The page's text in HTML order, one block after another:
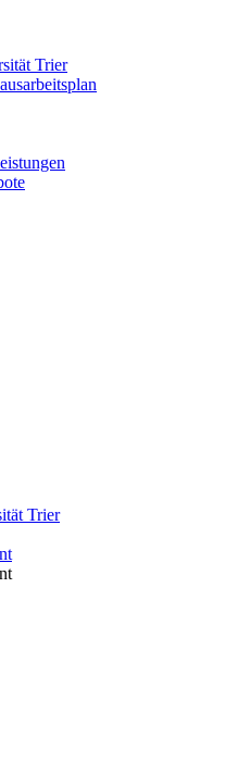
Trier
Trier